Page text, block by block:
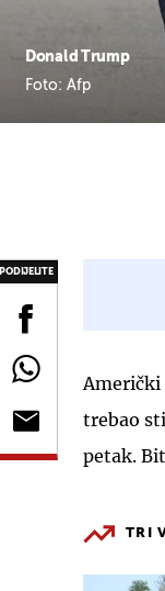
Donald Trump
Foto: Afp
PODIJELITE
trebao
petak.
TRI